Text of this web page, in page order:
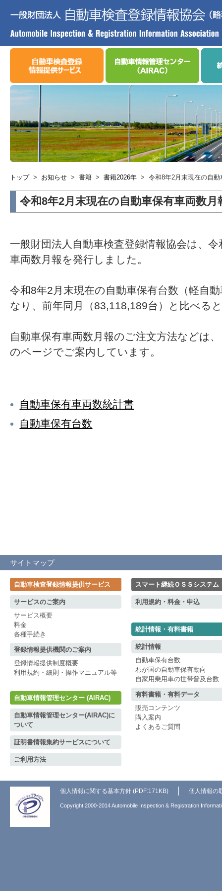
トップ > お知らせ > 書籍 > 書籍2026年 > 令和8年2月末現在の自
令和8年2月末現在の自動車保有車両数月
一般財団法人自動車検査登録情報協会は、
車両数月報を発行しました。
令和8年2月末現在の自動車保有台数（軽自
なり、前年同月（83,118,189台）と比べる
自動車保有車両数月報のご注文方法などは
のページでご案内しています。
自動車保有車両数統計書
自動車保有台数
サイトマップ
自動車検査登録情報提供サービス
サービスのご案内
サービス概要
料金
各種手続き
登録情報提供機関のご案内
登録情報提供制度概要
利用規約・細則・操作マニュアル等
自動車情報管理センター (AIRAC)
自動車情報管理センター(AIRAC)に
ついて
証明書情報集約サービスについて
ご利用方法
スマート継続ＯＳＳシステム
利用規約・料金・申込
統計情報・有料書籍
統計情報
自動車保有台数
わが国の自動車保有動向
自家用乗用車の世帯普及台数
有料書籍・有料データ
販売コンテンツ
購入案内
よくあるご質問
個人情報に関する基本方針 (PDF:171KB) 個人情報の
Copyright 2000-2014 Automobile Inspection & Registration